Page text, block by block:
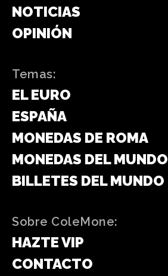
NOTICIAS
OPINIÓN
Temas:
EL EURO
ESPAÑA
MONEDAS DE ROMA
MONEDAS DEL MUNDO
BILLETES DEL MUNDO
Sobre ColeMone:
HAZTE VIP
CONTACTO